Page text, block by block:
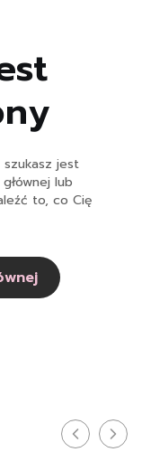
jest
lub
to, co Cię